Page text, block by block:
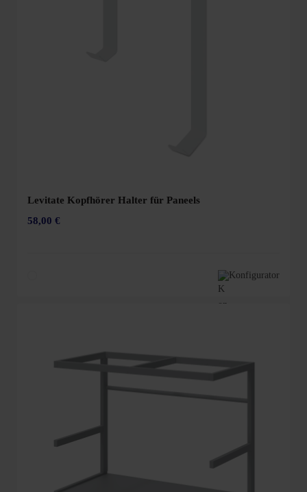
Levitate Kopfhörer Halter für Paneels
58,00 €
Konfigurator